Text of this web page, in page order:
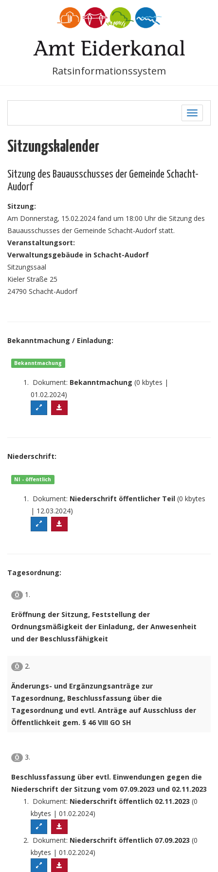
Ratsinformationssystem
Toggle
Sitzungskalender
Sitzung des Bauausschusses der Gemeinde Schacht-
Audorf
Sitzung:
Am Donnerstag, 15.02.2024 fand um 18:00 Uhr die Sitzung des
Bauausschusses der Gemeinde Schacht-Audorf statt.
Veranstaltungsort:
Verwaltungsgebäude in Schacht-Audorf
Sitzungssaal
Kieler Straße 25
24790 Schacht-Audorf
Bekanntmachung / Einladung:
Bekanntmachung
Dokument: Bekanntmachung (0 kbytes |
01.02.2024)
Niederschrift:
NI - öffentlich
Dokument: Niederschrift öffentlicher Teil (0 kbytes
| 12.03.2024)
Tagesordnung:
Ö 1.
Eröffnung der Sitzung, Feststellung der
Ordnungsmäßigkeit der Einladung, der Anwesenheit
und der Beschlussfähigkeit
Ö 2.
Änderungs- und Ergänzungsanträge zur
Tagesordnung, Beschlussfassung über die
Tagesordnung und evtl. Anträge auf Ausschluss der
Öffentlichkeit gem. § 46 VIII GO SH
Ö 3.
Beschlussfassung über evtl. Einwendungen gegen die
Niederschrift der Sitzung vom 07.09.2023 und 02.11.2023
Dokument: Niederschrift öffentlich 02.11.2023 (0
kbytes | 01.02.2024)
Dokument: Niederschrift öffentlich 07.09.2023 (0
kbytes | 01.02.2024)